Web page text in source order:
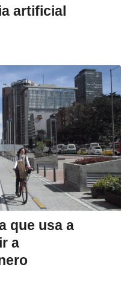
artificial
que usa a
a